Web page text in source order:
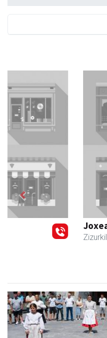
Joxean harategia
- Harategiak
Previous